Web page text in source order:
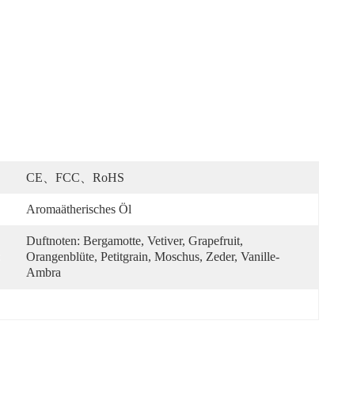
CE、FCC、RoHS
Aromaätherisches Öl
Duftnoten: Bergamotte, Vetiver, Grapefruit,
Orangenblüte, Petitgrain, Moschus, Zeder, Vanille-
Ambra